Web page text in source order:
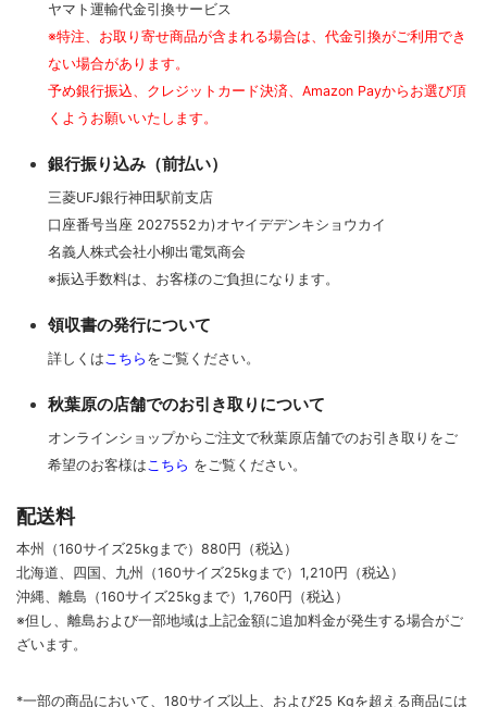
ヤマト運輸代金引換サービス
※特注、お取り寄せ商品が含まれる場合は、代金引換がご利用でき
ない場合があります。
予め銀行振込、クレジットカード決済、Amazon Payからお選び頂
くようお願いいたします。
銀行振り込み（前払い）
三菱UFJ銀行神田駅前支店
口座番号当座 2027552カ)オヤイデデンキショウカイ
名義人株式会社小柳出電気商会
※振込手数料は、お客様のご負担になります。
領収書の発行について
詳しくはこちら をご覧ください。
秋葉原の店舗でのお引き取りについて
オンラインショップからご注文で秋葉原店舗でのお引き取りをご
希望のお客様はこちら をご覧ください。
配送料
本州（160サイズ25kgまで）880円（税込）
北海道、四国、九州
（160サイズ25kgまで） 1,210円（税込）
沖縄、離島 （160サイズ25kgまで） 1,760円（税込）
※但し、離島および一部地域は上記金額に追加料金が発生する場合がご
ざいます。
*一部の商品において、180サイズ以上、および25 Kgを超える商品には